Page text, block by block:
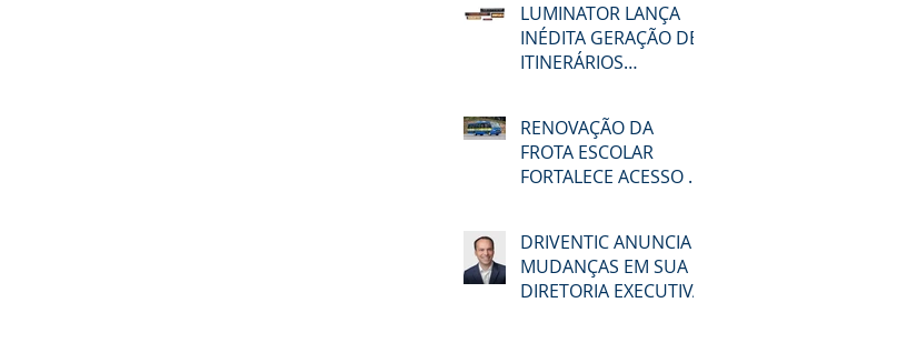
LUMINATOR LANÇA
INÉDITA GERAÇÃO DE
ITINERÁRIOS
RENOVAÇÃO DA
FROTA ESCOLAR
FORTALECE ACESSO À
MACAÉ
DRIVENTIC ANUNCIA
MUDANÇAS EM SUA
DIRETORIA EXECUTIVA